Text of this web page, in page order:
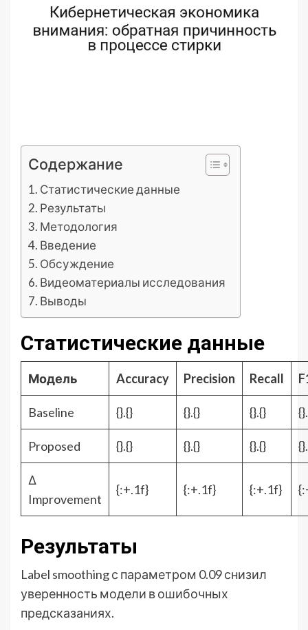
Содержание
Статистические данные
Результаты
Методология
Введение
Обсуждение
Видеоматериалы исследования
Выводы
Статистические данные
Модель Accuracy Precision Recall
Baseline {}.{} {}.{} {}.{}
Proposed {}.{} {}.{} {}.{}
Δ
Improvement
{:+.1f} {:+.1f} {:+.1f}
Результаты
Label smoothing с параметром 0.09 снизил
уверенность модели в ошибочных
предсказаниях.